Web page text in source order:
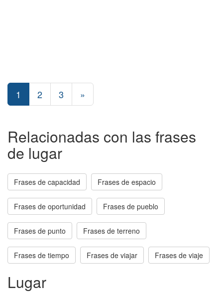
1 2 3 »
Relacionadas con las frases
de lugar
Frases de capacidad Frases de espacio
Frases de oportunidad Frases de pueblo
Frases de punto Frases de terreno
Frases de tiempo Frases de viajar Frases de viaje
Lugar